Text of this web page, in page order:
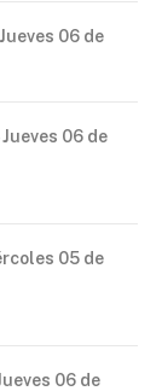
Jueves 06 de
Jueves 06 de
05 de
06 de